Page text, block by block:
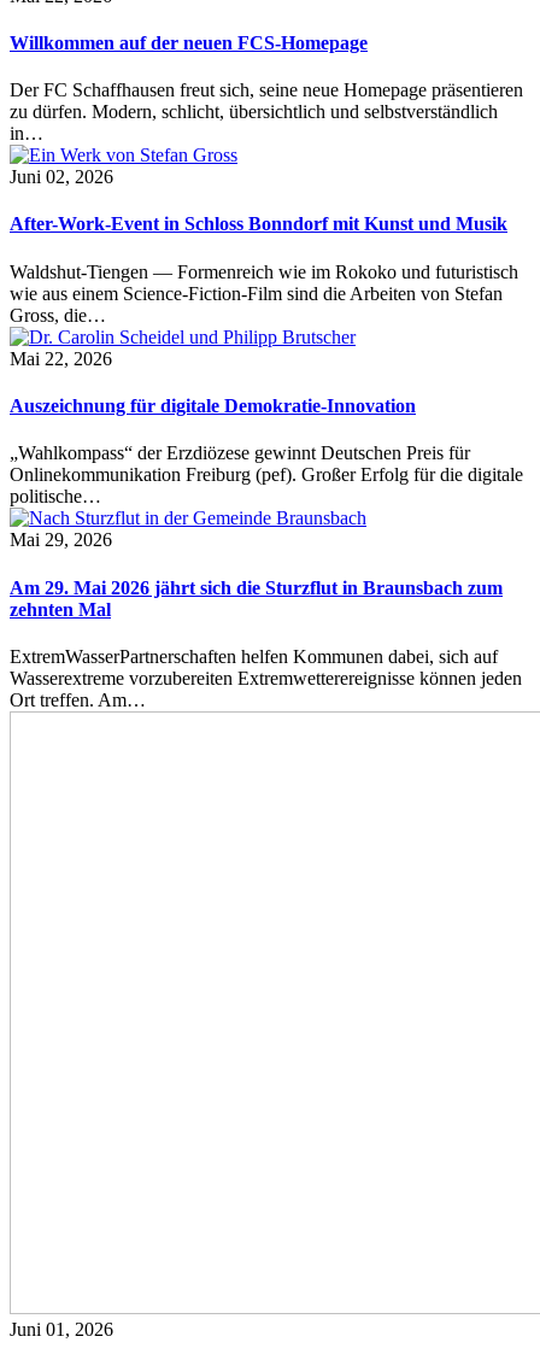
Willkommen auf der neuen FCS-Homepage
Der FC Schaffhausen freut sich, seine neue Homepage präsentieren
zu dürfen. Modern, schlicht, übersichtlich und selbstverständlich
in…
Juni 02, 2026
After-Work-Event in Schloss Bonndorf mit Kunst und Musik
Waldshut-Tiengen — Formenreich wie im Rokoko und futuristisch
wie aus einem Science-Fiction-Film sind die Arbeiten von Stefan
Gross, die…
Mai 22, 2026
Auszeichnung für digitale Demokratie-Innovation
„Wahlkompass“ der Erzdiözese gewinnt Deutschen Preis für
Onlinekommunikation Freiburg (pef). Großer Erfolg für die digitale
politische…
Mai 29, 2026
Am 29. Mai 2026 jährt sich die Sturzflut in Braunsbach zum
zehnten Mal
ExtremWasserPartnerschaften helfen Kommunen dabei, sich auf
Wasserextreme vorzubereiten Extremwetterereignisse können jeden
Ort treffen. Am…
Juni 01, 2026